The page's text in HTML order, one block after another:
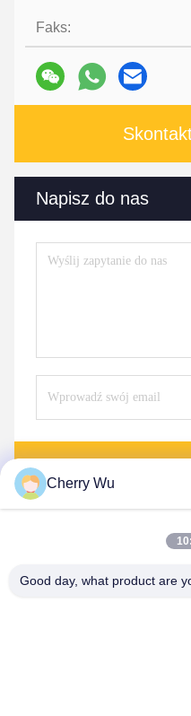
Faks:
Napisz do nas
Cherry Wu
Good day, what product are